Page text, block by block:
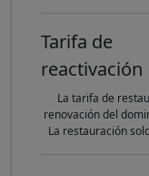
Tarifa de
reactivación
La tarifa de
renovación del
La restauración